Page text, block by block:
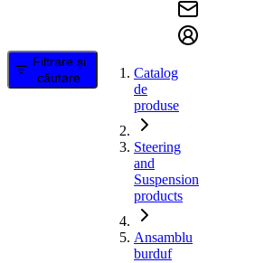
Filtrare și
căutare
Catalog
de
produse
Steering
and
Suspension
products
Ansamblu
burduf